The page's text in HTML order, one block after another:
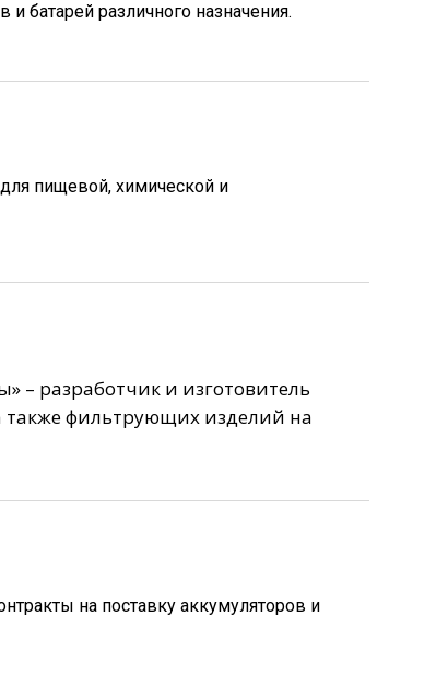
батарей различного назначения.
пищевой, химической и
– разработчик и изготовитель
также фильтрующих изделий на
на поставку аккумуляторов и